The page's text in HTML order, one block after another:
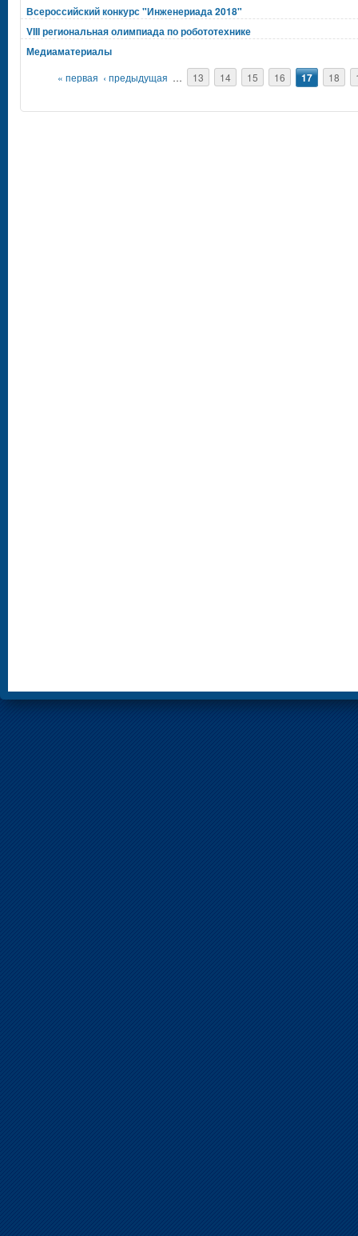
Всероссийский конкурс "Инженериада 2018"
VIII региональная олимпиада по робототехнике
Медиаматериалы
Страницы
« первая ‹ предыдущая … 13 14 15 16 17 18